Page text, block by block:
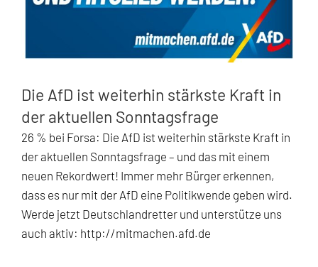
Die AfD ist weiterhin stärkste Kraft in
der aktuellen Sonntagsfrage
26 % bei Forsa: Die AfD ist weiterhin stärkste Kraft in
der aktuellen Sonntagsfrage – und das mit einem
neuen Rekordwert! Immer mehr Bürger erkennen,
dass es nur mit der AfD eine Politikwende geben wird.
Werde jetzt Deutschlandretter und unterstütze uns
auch aktiv: http://mitmachen.afd.de